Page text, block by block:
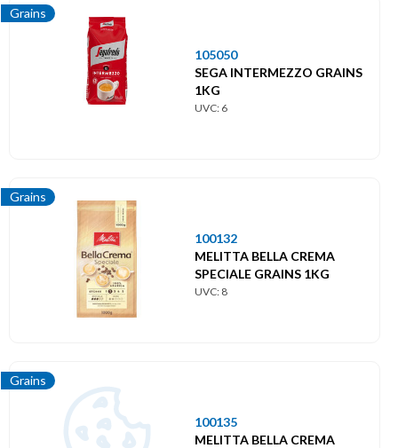
Grains
105050
SEGA INTERMEZZO GRAINS
1KG
UVC: 6
Grains
100132
MELITTA BELLA CREMA
SPECIALE GRAINS 1KG
UVC: 8
Grains
100135
MELITTA BELLA CREMA